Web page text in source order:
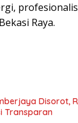
Raya.
Disorot,
Transparan